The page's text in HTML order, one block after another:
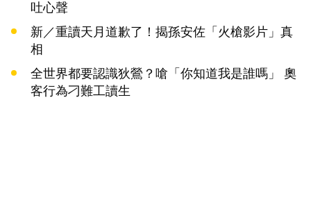
吐心聲
新／重讀天月道歉了！揭孫安佐「火槍影片」真
相
全世界都要認識狄鶯？嗆「你知道我是誰嗎」 奧
客行為刁難工讀生